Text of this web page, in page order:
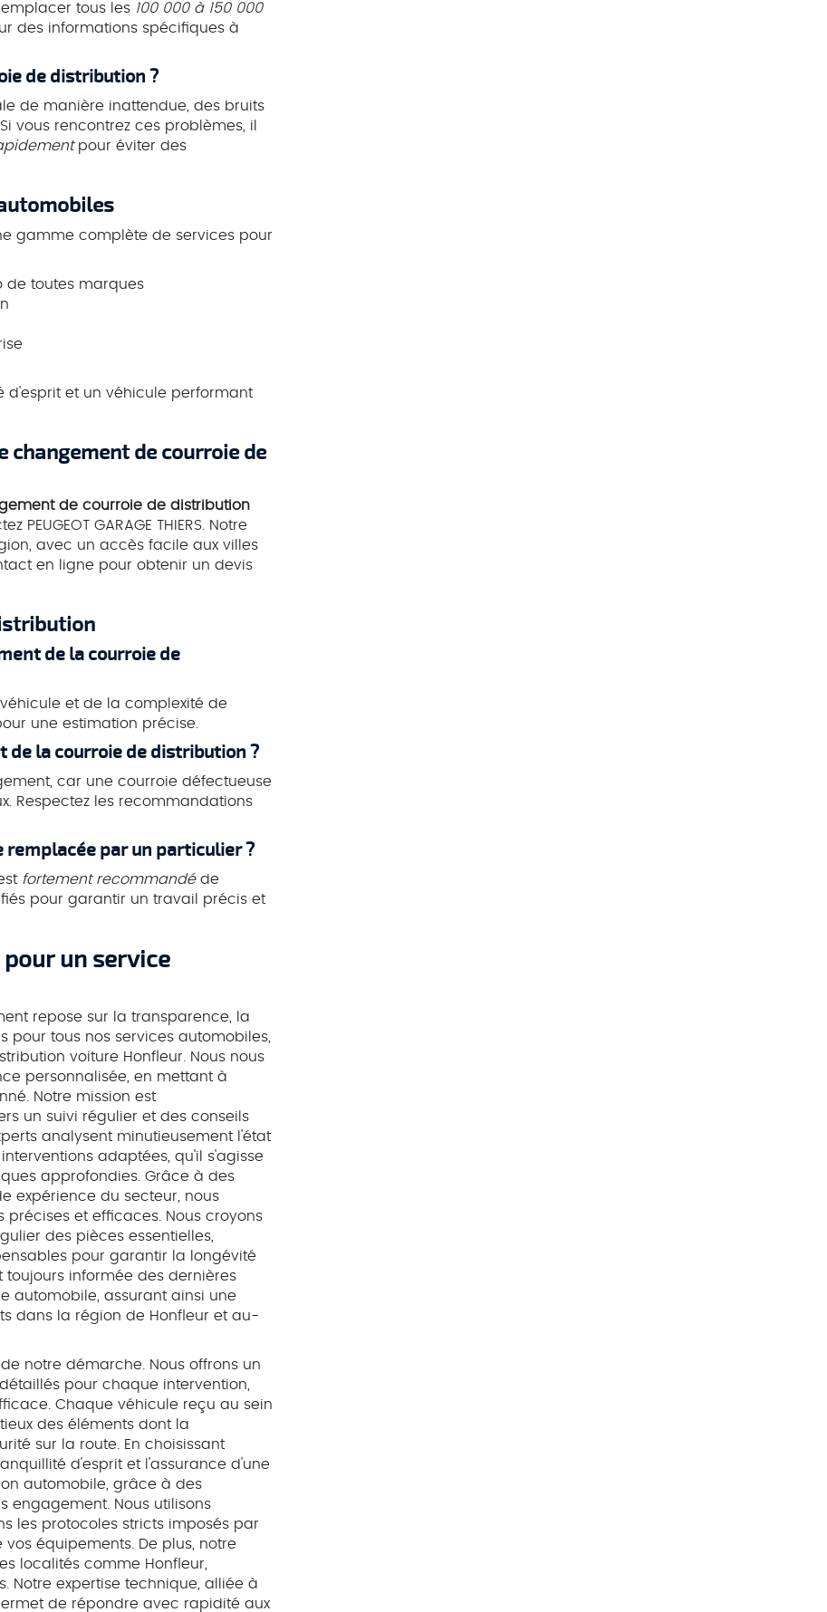
COURROIE DISTRIBUTION
tous les 100 000 à 150 000
des informations spécifiques à
de distribution ?
de manière inattendue, des bruits
vous rencontrez ces problèmes, il
pour éviter des
une gamme complète de services pour
de toutes marques
d'esprit et un véhicule performant
changement de courroie de
de courroie de distribution
GARAGE THIERS. Notre
avec un accès facile aux villes
en ligne pour obtenir un devis
de la courroie de
et de la complexité de
une estimation précise.
la courroie de distribution ?
car une courroie défectueuse
Respectez les recommandations
par un particulier ?
fortement recommandéde
pour garantir un travail précis et
un service
repose sur la transparence, la
tous nos services automobiles,
voiture Honfleur. Nous nous
personnalisée, en mettant à
Notre mission est
un suivi régulier et des conseils
analysent minutieusement l'état
adaptées, qu'il s'agisse
approfondies. Grâce à des
expérience du secteur, nous
et efficaces. Nous croyons
des pièces essentielles,
pour garantir la longévité
toujours informée des dernières
automobile, assurant ainsi une
dans la région de Honfleur et au-
notre démarche. Nous offrons un
pour chaque intervention,
Chaque véhicule reçu au sein
des éléments dont la
sur la route. En choisissant
tranquillité d'esprit et l'assurance d'une
automobile, grâce à des
engagement. Nous utilisons
les protocoles stricts imposés par
équipements. De plus, notre
localités comme Honfleur,
Notre expertise technique, alliée à
de répondre avec rapidité aux